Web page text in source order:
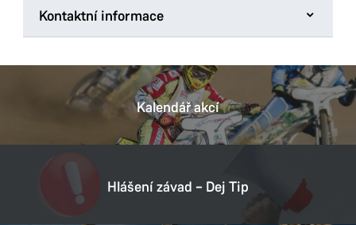
Kontaktní informace
třída Míru 90
530 02 Pardubice
+420 775 568 391
E-mail: pardubice@europe-direct.cz
Provozní doba
Kalendář akcí
Hlášení závad – Dej Tip